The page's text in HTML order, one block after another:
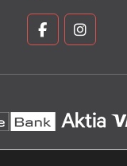
Kuva
Facebook
Kuva